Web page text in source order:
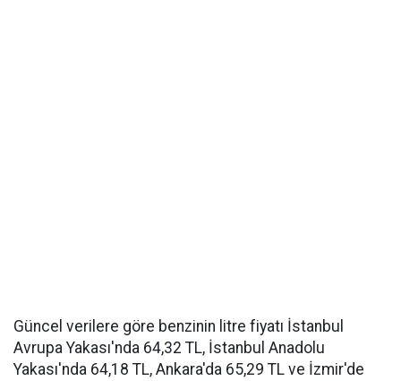
Güncel verilere göre benzinin litre fiyatı İstanbul
Avrupa Yakası'nda 64,32 TL, İstanbul Anadolu
Yakası'nda 64,18 TL, Ankara'da 65,29 TL ve İzmir'de